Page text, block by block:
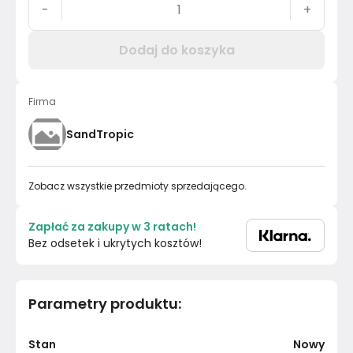
Parametry produktu:
Stan Nowy
- +
Dodaj do koszyka
Firma
SandTropic
Zobacz wszystkie przedmioty sprzedającego.
Zapłać za zakupy w 3 ratach!
Bez odsetek i ukrytych kosztów!